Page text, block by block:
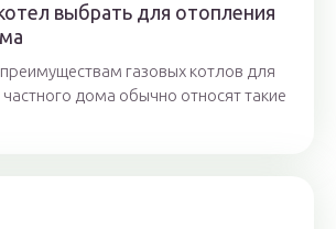
выбрать для отопления
газовых котлов для
дома обычно относят такие